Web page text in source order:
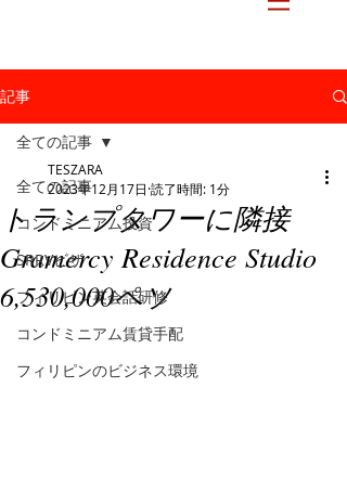
記事
全ての記事
コンドミニアム投資
SRRVビザ
フィリピン英会話研修
コンドミニアム賃貸手配
フィリピンのビジネス環境
全ての記事
トランプタワーに隣接
Gramercy Residence Studio
6,530,000ペソ
TESZARA
2023年12月17日 読了時間: 1分